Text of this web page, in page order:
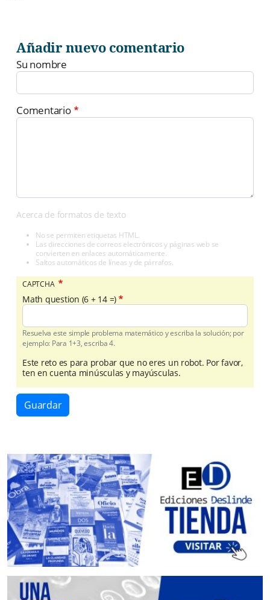
Añadir nuevo comentario
Su nombre
Comentario
Acerca de formatos de texto
No se permiten etiquetas HTML.
Las direcciones de correos electrónicos y páginas web se
convierten en enlaces automáticamente.
Saltos automáticos de líneas y de párrafos.
CAPTCHA
Math question (6 + 14 =)
Resuelva este simple problema matemático y escriba la solución; por
ejemplo: Para 1+3, escriba 4.
Este reto es para probar que no eres un robot. Por favor,
ten en cuenta minúsculas y mayúsculas.
Guardar